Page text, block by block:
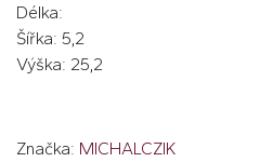
Délka:
Šířka: 5,2
Výška: 25,2
Značka: MICHALCZIK